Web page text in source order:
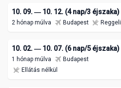
10. 09. ― 10. 12. (4 nap/3 éjszaka)
2 hónap múlva Budapest Reggeli
10. 02. ― 10. 07. (6 nap/5 éjszaka)
1 hónap múlva
Budapest
Ellátás nélkül